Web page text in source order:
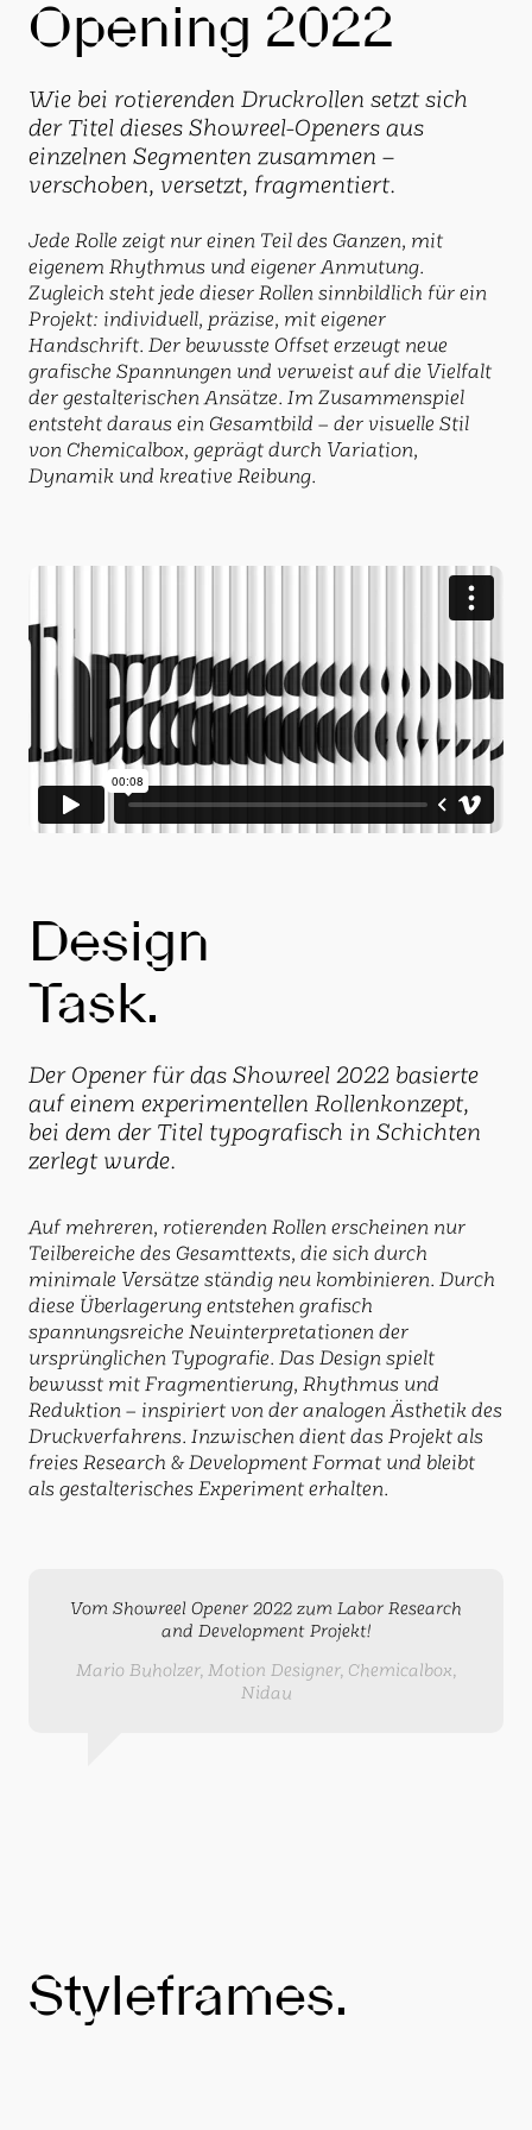
Opening 2022
Wie bei rotierenden Druckrollen setzt sich
der Titel dieses Showreel-Openers aus
einzelnen Segmenten zusammen –
verschoben, versetzt, fragmentiert.
Jede Rolle zeigt nur einen Teil des Ganzen, mit
eigenem Rhythmus und eigener Anmutung.
Zugleich steht jede dieser Rollen sinnbildlich für ein
Projekt: individuell, präzise, mit eigener
Handschrift. Der bewusste Offset erzeugt neue
grafische Spannungen und verweist auf die Vielfalt
der gestalterischen Ansätze. Im Zusammenspiel
entsteht daraus ein Gesamtbild – der visuelle Stil
von Chemicalbox, geprägt durch Variation,
Dynamik und kreative Reibung.
Design
Task.
Der Opener für das Showreel 2022 basierte
auf einem experimentellen Rollenkonzept,
bei dem der Titel typografisch in Schichten
zerlegt wurde.
Auf mehreren, rotierenden Rollen erscheinen nur
Teilbereiche des Gesamttexts, die sich durch
minimale Versätze ständig neu kombinieren. Durch
diese Überlagerung entstehen grafisch
spannungsreiche Neuinterpretationen der
ursprünglichen Typografie. Das Design spielt
bewusst mit Fragmentierung, Rhythmus und
Reduktion – inspiriert von der analogen Ästhetik des
Druckverfahrens. Inzwischen dient das Projekt als
freies Research & Development Format und bleibt
als gestalterisches Experiment erhalten.
Vom Showreel Opener 2022 zum Labor Research
and Development Projekt!
Mario Buholzer, Motion Designer, Chemicalbox,
Nidau
Styleframes.